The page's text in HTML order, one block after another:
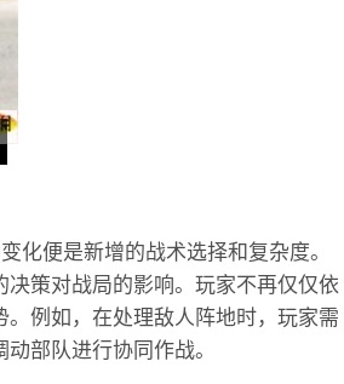
化便是新增的战术选择和复杂度。
策对战局的影响。玩家不再仅仅依
例如，在处理敌人阵地时，玩家需
部队进行协同作战。